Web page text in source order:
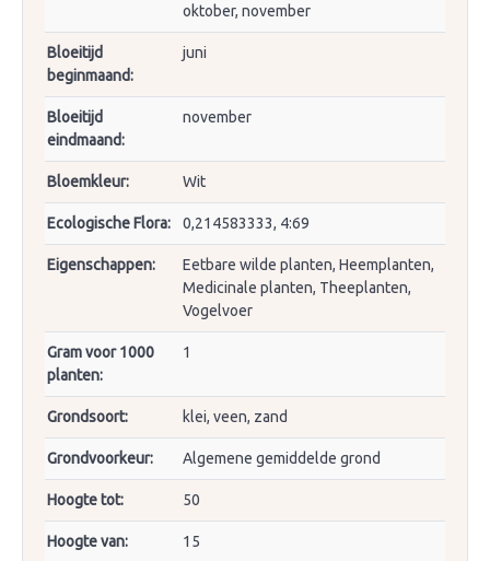
oktober, november
Bloeitijd
beginmaand:
juni
Bloeitijd
eindmaand:
november
Bloemkleur: Wit
Ecologische Flora: 0,214583333, 4:69
Eigenschappen:
Eetbare wilde planten, Heemplanten,
Medicinale planten, Theeplanten,
Vogelvoer
Gram voor 1000
planten:
1
Grondsoort: klei, veen, zand
Grondvoorkeur: Algemene gemiddelde grond
Hoogte tot: 50
Hoogte van: 15